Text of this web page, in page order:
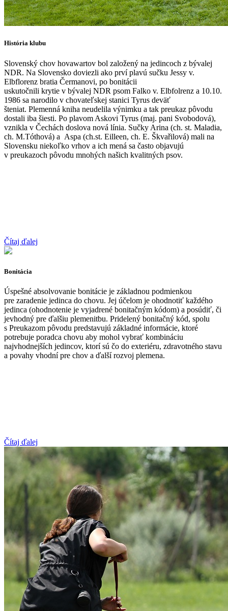
História klubu
Slovenský chov hovawartov bol založený na jedincoch z bývalej
NDR. Na Slovensko doviezli ako prví plavú sučku Jessy v.
Elbflorenz bratia Čermanovi, po bonitácii
uskutočnili krytie v bývalej NDR psom Falko v. Elbfolrenz a 10.10.
1986 sa narodilo v chovateľskej stanici Tyrus deväť
šteniat. Plemenná kniha neudelila výnimku a tak preukaz pôvodu
dostali iba šiesti. Po plavom Askovi Tyrus (maj. pani Svobodová),
vznikla v Čechách doslova nová línia. Sučky Arina (ch. st. Maladia,
ch. M.Tóthová) a Aspa (ch.st. Eilleen, ch. E. Škvařilová) mali na
Slovensku niekoľko vrhov a ich mená sa často objavujú
v preukazoch pôvodu mnohých našich kvalitných psov.
Čítaj ďalej
Bonitácia
Úspešné absolvovanie bonitácie je základnou podmienkou
pre zaradenie jedinca do chovu. Jej účelom je ohodnotiť každého
jedinca (ohodnotenie je vyjadrené bonitačným kódom) a posúdiť, či
jevhodný pre ďalšiu plemenitbu. Pridelený bonitačný kód, spolu
s Preukazom pôvodu predstavujú základné informácie, ktoré
potrebuje poradca chovu aby mohol vybrať kombináciu
najvhodnejších jedincov, ktorí sú čo do exteriéru, zdravotného stavu
a povahy vhodní pre chov a ďalší rozvoj plemena.
Čítaj ďalej